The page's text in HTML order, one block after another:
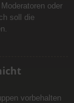
oder
soll die
vorbehalten